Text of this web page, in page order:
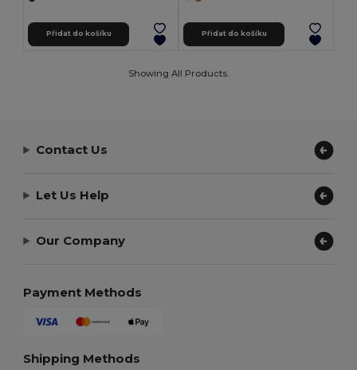
Přidat do košíku Přidat do košíku
Showing All Products.
Contact Us
Let Us Help
Our Company
Payment Methods
Shipping Methods